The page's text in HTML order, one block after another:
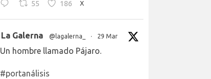
55 186 X
La Galerna @lagalerna_ · 29 Mar
Un hombre llamado Pájaro.
#portanálisis